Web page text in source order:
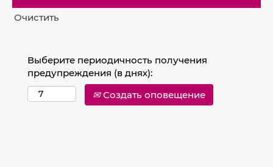
Очистить
Выберите периодичность получения
предупреждения (в днях):
Создать оповещение